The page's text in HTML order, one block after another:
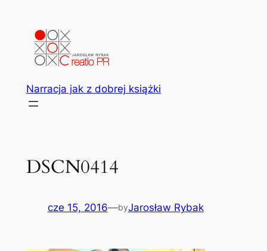
Narracja jak z dobrej książki
DSCN0414
cze 15, 2016—byJarosław Rybak